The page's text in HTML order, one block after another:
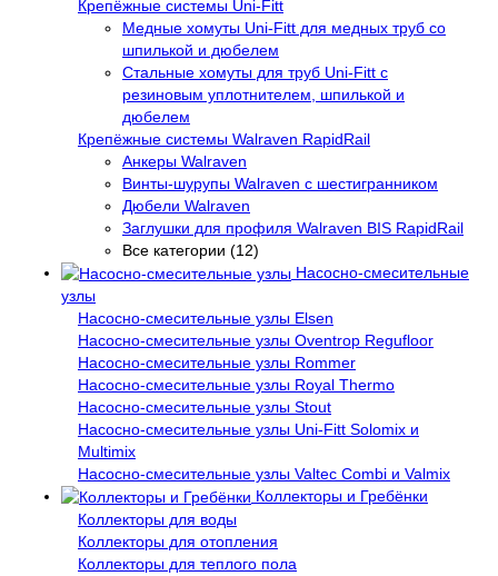
Крепёжные системы Uni-Fitt
Медные хомуты Uni-Fitt для медных труб со
шпилькой и дюбелем
Стальные хомуты для труб Uni-Fitt с
резиновым уплотнителем, шпилькой и
дюбелем
Крепёжные системы Walraven RapidRail
Анкеры Walraven
Винты-шурупы Walraven с шестигранником
Дюбели Walraven
Заглушки для профиля Walraven BIS RapidRail
Все категории (12)
Насосно-смесительные
узлы
Насосно-смесительные узлы Elsen
Насосно-смесительные узлы Oventrop Regufloor
Насосно-смесительные узлы Rommer
Насосно-смесительные узлы Royal Thermo
Насосно-смесительные узлы Stout
Насосно-смесительные узлы Uni-Fitt Solomix и
Multimix
Насосно-смесительные узлы Valtec Combi и Valmix
Коллекторы и Гребёнки
Коллекторы для воды
Коллекторы для отопления
Коллекторы для теплого пола